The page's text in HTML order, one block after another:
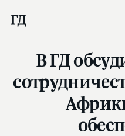
В ГД